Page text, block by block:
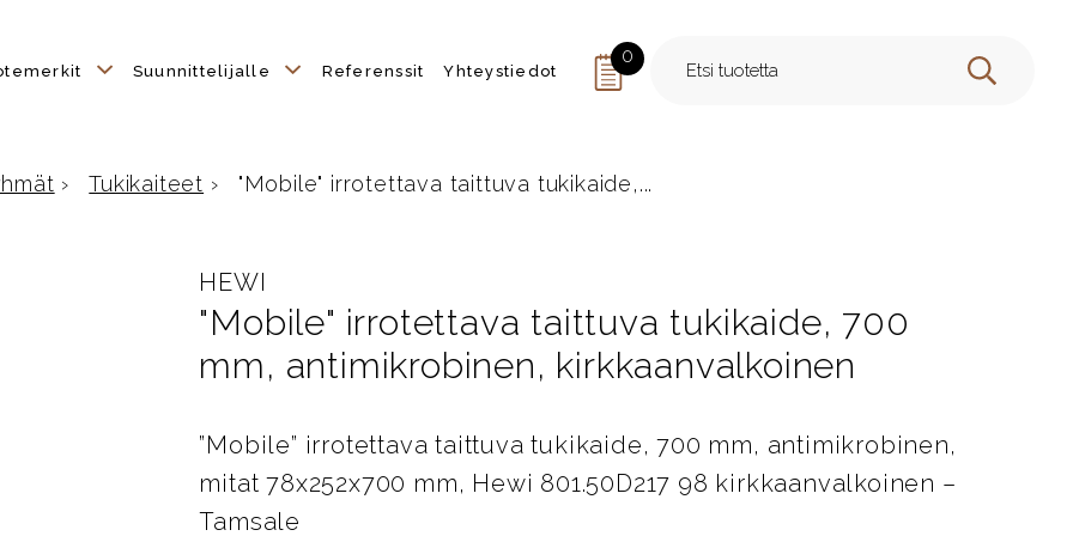
Suunnittelijalle Referenssit Yhteystiedot
0
HAE
› Tukikaiteet › "Mobile" irrotettava taittuva tukikaide,...
HEWI
"Mobile" irrotettava taittuva tukikaide, 700
mm, antimikrobinen, kirkkaanvalkoinen
”Mobile” irrotettava taittuva tukikaide, 700 mm, antimikrobinen,
mitat 78x252x700 mm, Hewi 801.50D217 98 kirkkaanvalkoinen –
Tamsale